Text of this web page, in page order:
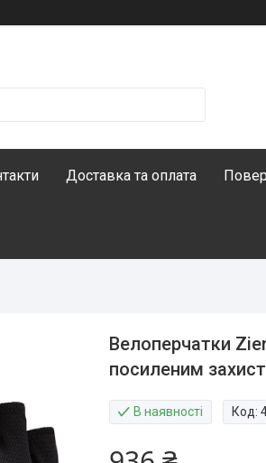
Доставка та оплата
Велоперчатки
посиленим
В наявності Код: